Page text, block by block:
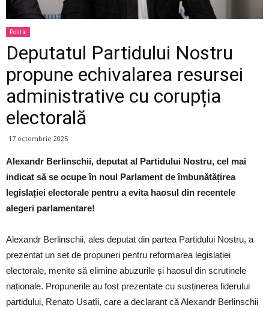
Politic
Deputatul Partidului Nostru
propune echivalarea resursei
administrative cu corupția
electorală
17 octombrie 2025
Alexandr Berlinschii, deputat al Partidului Nostru, cel mai
indicat să se ocupe în noul Parlament de îmbunătățirea
legislației electorale pentru a evita haosul din recentele
alegeri parlamentare!
Alexandr Berlinschii, ales deputat din partea Partidului Nostru, a
prezentat un set de propuneri pentru reformarea legislației
electorale, menite să elimine abuzurile și haosul din scrutinele
naționale. Propunerile au fost prezentate cu susținerea liderului
partidului, Renato Usatîi, care a declarant că Alexandr Berlinschii